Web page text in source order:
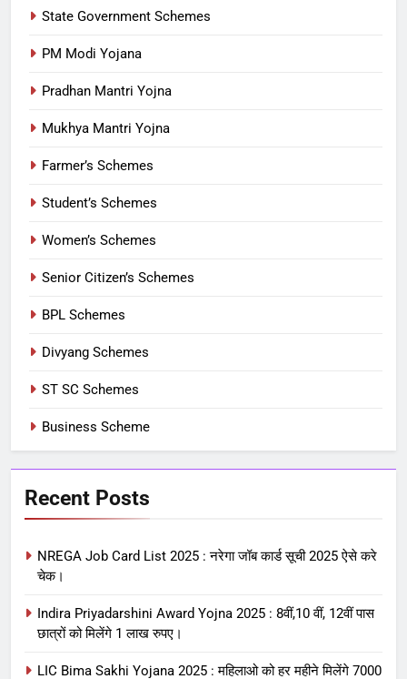
State Government Schemes
PM Modi Yojana
Pradhan Mantri Yojna
Mukhya Mantri Yojna
Farmer’s Schemes
Student’s Schemes
Women’s Schemes
Senior Citizen’s Schemes
BPL Schemes
Divyang Schemes
ST SC Schemes
Business Scheme
Recent Posts
NREGA Job Card List 2025 : नरेगा जॉब कार्ड सूची 2025 ऐसे करे
चेक।
Indira Priyadarshini Award Yojna 2025 : 8वीं,10 वीं, 12वीं पास
छात्रों को मिलेंगे 1 लाख रुपए।
LIC Bima Sakhi Yojana 2025 : महिलाओ को हर महीने मिलेंगे 7000